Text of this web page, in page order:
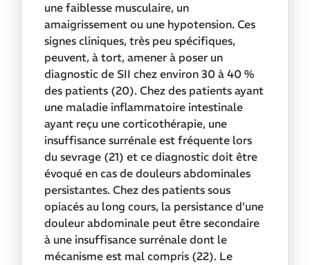
une faiblesse musculaire, un
amaigrissement ou une hypotension. Ces
signes cliniques, très peu spécifiques,
peuvent, à tort, amener à poser un
diagnostic de SII chez environ 30 à 40 %
des patients (20). Chez des patients ayant
une maladie inflammatoire intestinale
ayant reçu une corticothérapie, une
insuffisance surrénale est fréquente lors
du sevrage (21) et ce diagnostic doit être
évoqué en cas de douleurs abdominales
persistantes. Chez des patients sous
opiacés au long cours, la persistance d’une
douleur abdominale peut être secondaire
à une insuffisance surrénale dont le
mécanisme est mal compris (22). Le